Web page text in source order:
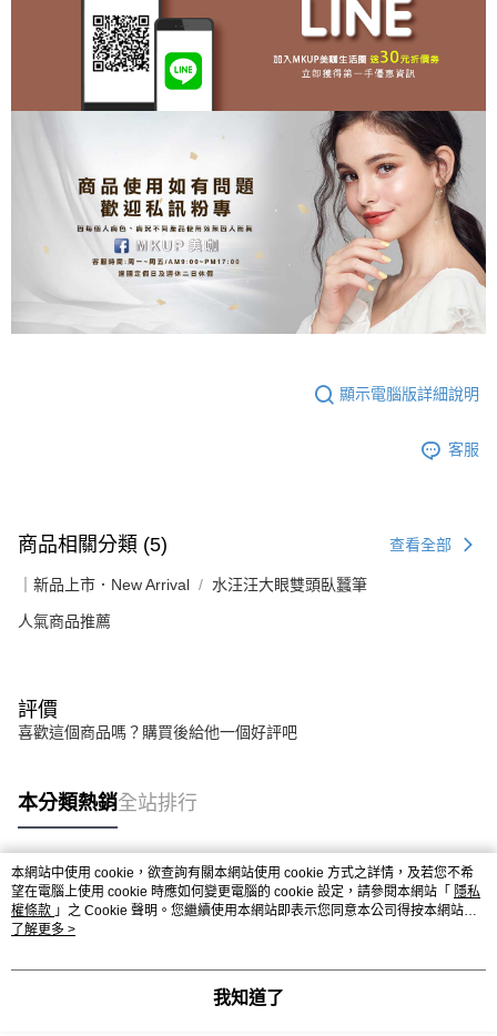
顯示電腦版詳細說明
客服
商品相關分類 (5) 查看全部
｜新品上市．New Arrival 水汪汪大眼雙頭臥蠶筆
人氣商品推薦
評價
喜歡這個商品嗎？購買後給他一個好評吧
本分類熱銷全站排行
熱門標籤
本網站中使用 cookie，欲查詢有關本網站使用 cookie 方式之詳情，及若您不希
望在電腦上使用 cookie 時應如何變更電腦的 cookie 設定，請參閱本網站「 隱私
權條款 」之 Cookie 聲明。您繼續使用本網站即表示您同意本公司得按本網站使
用條款之 Cookie 聲明使用 cookie。
了解更多 >
我知道了